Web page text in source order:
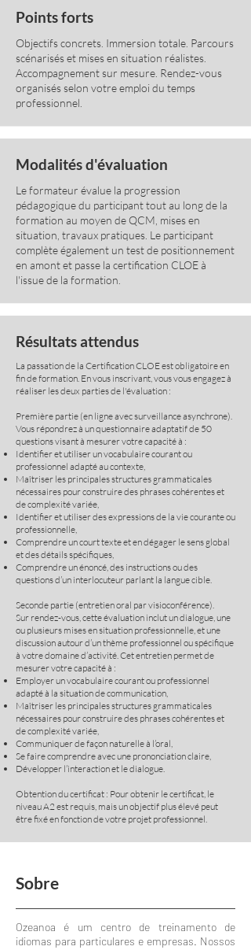
Points forts
Objectifs concrets. Immersion totale. Parcours
scénarisés et mises en situation réalistes.
Accompagnement sur mesure. Rendez-vous
organisés selon votre emploi du temps
professionnel.
Modalités d'évaluation
Le formateur évalue la progression
pédagogique du participant tout au long de la
formation au moyen de QCM, mises en
situation, travaux pratiques. Le participant
complète également un test de positionnement
en amont et passe la certification CLOE à
l'issue de la formation.
Résultats attendus
La passation de la Certification CLOE est obligatoire en
fin de formation. En vous inscrivant, vous vous engagez à
réaliser les deux parties de l'évaluation :
Première partie (en ligne avec surveillance asynchrone).
Vous répondrez à un questionnaire adaptatif de 50
questions visant à mesurer votre capacité à :
Identifier et utiliser un vocabulaire courant ou
professionnel adapté au contexte,
Maîtriser les principales structures grammaticales
nécessaires pour construire des phrases cohérentes et
de complexité variée,
Identifier et utiliser des expressions de la vie courante ou
professionnelle,
Comprendre un court texte et en dégager le sens global
et des détails spécifiques,
Comprendre un énoncé, des instructions ou des
questions d’un interlocuteur parlant la langue cible.
Seconde partie (entretien oral par visioconférence).
Sur rendez-vous, cette évaluation inclut un dialogue, une
ou plusieurs mises en situation professionnelle, et une
discussion autour d’un thème professionnel ou spécifique
à votre domaine d’activité. Cet entretien permet de
mesurer votre capacité à :
Employer un vocabulaire courant ou professionnel
adapté à la situation de communication,
Maîtriser les principales structures grammaticales
nécessaires pour construire des phrases cohérentes et
de complexité variée,
Communiquer de façon naturelle à l’oral,
Se faire comprendre avec une prononciation claire,
Développer l’interaction et le dialogue.
Obtention du certificat : Pour obtenir le certificat, le
niveau A2 est requis, mais un objectif plus élevé peut
être fixé en fonction de votre projet professionnel.
Sobre
Ozeanoa é um centro de treinamento de
idiomas para particulares e empresas. Nossos